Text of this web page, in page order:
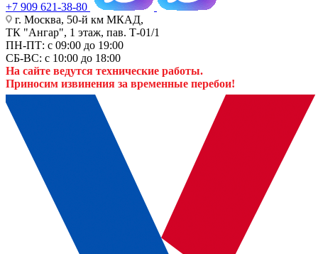
+7 909 621-38-80
г. Москва, 50-й км МКАД,
ТК "Ангар", 1 этаж, пав. Т-01/1
ПН-ПТ: с 09:00 до 19:00
СБ-ВС: с 10:00 до 18:00
На сайте ведутся технические работы.
Приносим извинения за временные перебои!